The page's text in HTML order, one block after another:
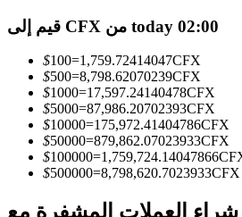
قيم إلى CFX من today 02:00
$100=1,759.72414047CFX
$500=8,798.62070239CFX
$1000=17,597.24140478CFX
$5000=87,986.20702393CFX
$10000=175,972.41404786CFX
$50000=879,862.07023933CFX
$100000=1,759,724.14047866
$500000=8,798,620.7023933CFX